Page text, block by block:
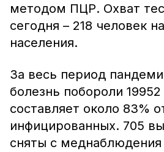
методом ПЦР. Охват
сегодня – 218 человек
населения.
За весь период
болезнь побороли
составляет около 83%
инфицированных. 705
сняты с